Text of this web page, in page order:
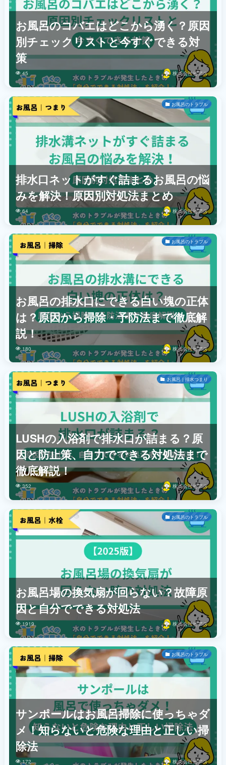
お風呂のコバエはどこから湧く？原因
別チェックリストと今すぐできる対
策
45 株式会社ビアス
お風呂のトラブル
排水口ネットがすぐ詰まるお風呂の悩
みを解決！原因別対処法まとめ
64 株式会社ビアス
お風呂のトラブル
お風呂の排水口にできる白い塊の正体
は？原因から掃除・予防法まで徹底解
説！
180 株式会社ビアス
お風呂｜排水つまり
LUSHの入浴剤で排水口が詰まる？原
因と防止策、自力でできる対処法まで
徹底解説！
352 株式会社ビアス
お風呂のトラブル
お風呂場の換気扇が回らない？故障原
因と自分でできる対処法
1919 株式会社ビアス
お風呂のトラブル
サンポールはお風呂掃除に使っちゃダ
メ！知らないと危険な理由と正しい掃
除法
172 株式会社ビアス